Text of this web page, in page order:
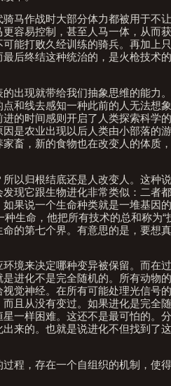
马作战时大部分体力都被用于不
容易控制，甚至人马一体，从而
能打败久经训练的骑兵。再加上
后终结这种统治的，是火枪技术
出现就带给我们抽象思维的能力
和线去感知一种此前的人无法想
的时间感则开启了人类探索科学
是农业出现以后人类由小部落的
畜，新的食物也在改变人的体质
以归根结底还是人改变人。这种
现它跟生物进化非常类似：二者
果说一个生命种类就是一堆基因
生命，他把所有技术的总和称为“
的第七个界。有意思的是，要想
境来决定哪种变异被保留。而在
进化不是完全随机的。所有动物
觉神经。在所有可能处理光信号
且从没有变过。如果进化是完全
一样困难。这还不是最可怕的。
来的。也就是说进化不但找到了
程，存在一个自组织的机制，使